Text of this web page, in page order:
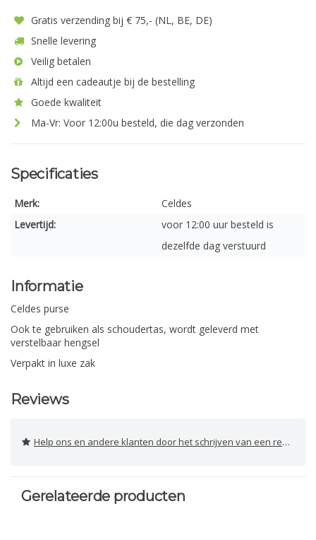
Gratis verzending bij € 75,- (NL, BE, DE)
Snelle levering
Veilig betalen
Altijd een cadeautje bij de bestelling
Goede kwaliteit
Ma-Vr: Voor 12:00u besteld, die dag verzonden
Specificaties
Merk:
Celdes
Levertijd:
voor 12:00 uur besteld is
dezelfde dag verstuurd
Informatie
Celdes purse
Ook te gebruiken als schoudertas, wordt geleverd met
verstelbaar hengsel
Verpakt in luxe zak
Reviews
Help ons en andere klanten door het schrijven van een review
Gerelateerde producten